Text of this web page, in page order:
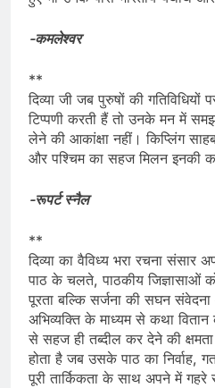
-कमलेश्वर
**
दिव्या जी जब पुरुषों की गतिविधियों
टिप्पणी करती हैं तो उनके मन में
लेने की आकांक्षा नहीं। किप्लिंग
और पश्चिम का सहज मिलन इनकी
-रूपर्ट स्नैल
**
दिव्या का वैविध्य भरा रचना
पाठ के चलते, पाठकीय जिज्ञासाओं
पूरता बल्कि सर्जना की सघन
अभिव्यक्ति के माध्यम से कथा
से सहज ही तब्दील कर देने की
होता है जब उसके पाठ का निर्वाह,
पूरी तार्किकता के साथ अपने में